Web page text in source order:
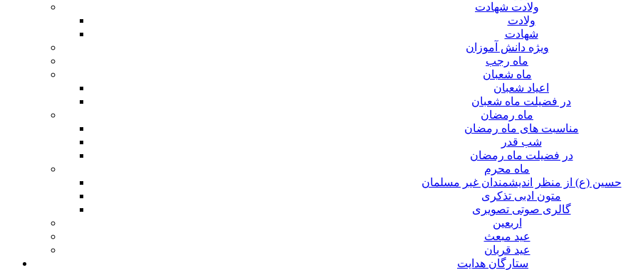
ولادت شهادت
ولادت
شهادت
ویژه دانش آموزان
ماه رجب
ماه شعبان
اعیاد شعبان
در فضیلت ماه شعبان
ماه رمضان
مناسبت های ماه رمضان
شب قدر
در فضیلت ماه رمضان
ماه محرم
حسین (ع) از منظر اندیشمندان غیر مسلمان
متون ادبی تذکری
گالری صوتی تصویری
اربعین
عید مبعث
عید قربان
ستارگان هدایت